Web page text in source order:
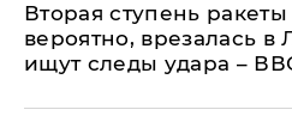
Вторая ступень
вероятно, врезалась в
ищут следы удара –